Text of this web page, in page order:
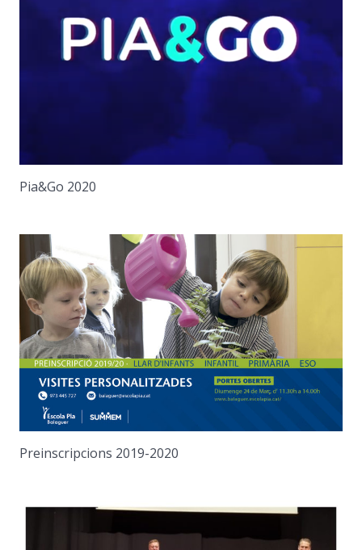
Pia&Go 2020
Preinscripcions 2019-2020